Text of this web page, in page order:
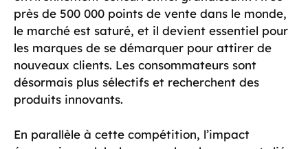
près de 500 000 points de vente dans le monde,
le marché est saturé, et il devient essentiel pour
les marques de se démarquer pour attirer de
nouveaux clients. Les consommateurs sont
désormais plus sélectifs et recherchent des
produits innovants.
En parallèle à cette compétition, l’impact